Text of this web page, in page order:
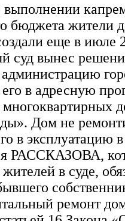
бюджета жители
еще в июле
суд вынес
администрацию
в адресную
Дом не
в эксплуатацию
РАССКАЗОВА,
в суде,
ремонт